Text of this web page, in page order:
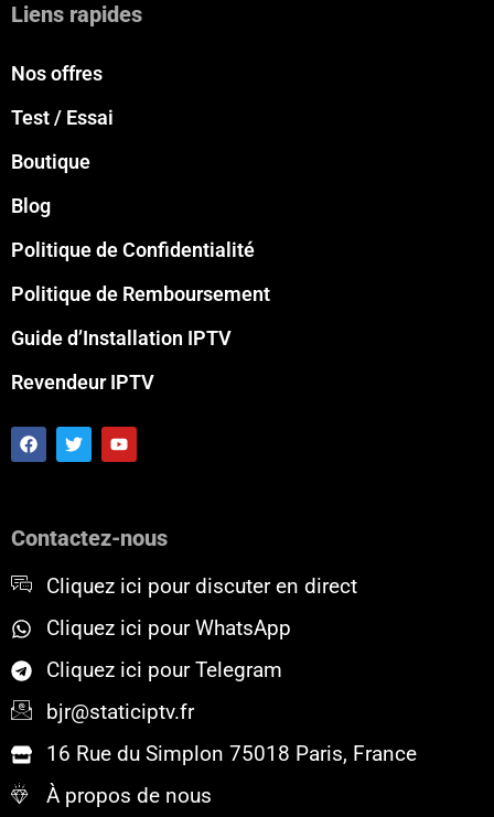
Liens rapides
Nos offres
Test / Essai
Boutique
Blog
Politique de Confidentialité
Politique de Remboursement
Guide d’Installation IPTV
Revendeur IPTV
F
a
c
o
T
w
i
r
Y
o
u
e
Contactez-nous
Cliquez ici pour discuter en direct
Cliquez ici pour WhatsApp
Cliquez ici pour Telegram
bjr@staticiptv.fr
16 Rue du Simplon 75018 Paris, France
À propos de nous